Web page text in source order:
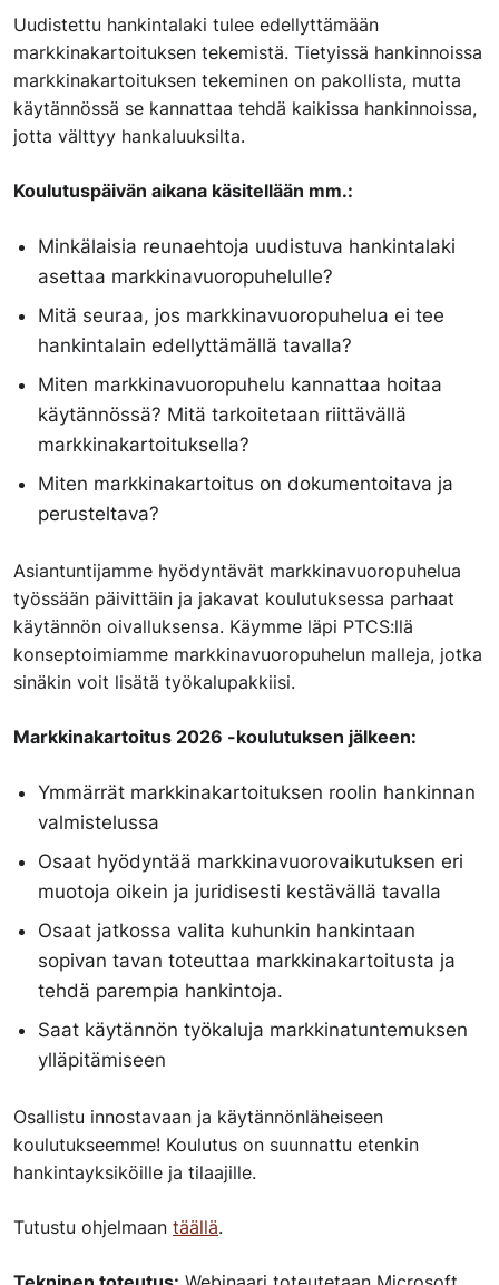
Uudistettu hankintalaki tulee edellyttämään
markkinakartoituksen tekemistä. Tietyissä hankinnoissa
markkinakartoituksen tekeminen on pakollista, mutta
käytännössä se kannattaa tehdä kaikissa hankinnoissa,
jotta välttyy hankaluuksilta.
Koulutuspäivän aikana käsitellään mm.:
Minkälaisia reunaehtoja uudistuva hankintalaki
asettaa markkinavuoropuhelulle?
Mitä seuraa, jos markkinavuoropuhelua ei tee
hankintalain edellyttämällä tavalla?
Miten markkinavuoropuhelu kannattaa hoitaa
käytännössä? Mitä tarkoitetaan riittävällä
markkinakartoituksella?
Miten markkinakartoitus on dokumentoitava ja
perusteltava?
Asiantuntijamme hyödyntävät markkinavuoropuhelua
työssään päivittäin ja jakavat koulutuksessa parhaat
käytännön oivalluksensa. Käymme läpi PTCS:llä
konseptoimiamme markkinavuoropuhelun malleja, jotka
sinäkin voit lisätä työkalupakkiisi.
Markkinakartoitus 2026 -koulutuksen jälkeen:
Ymmärrät markkinakartoituksen roolin hankinnan
valmistelussa
Osaat hyödyntää markkinavuorovaikutuksen eri
muotoja oikein ja juridisesti kestävällä tavalla
Osaat jatkossa valita kuhunkin hankintaan
sopivan tavan toteuttaa markkinakartoitusta ja
tehdä parempia hankintoja.
Saat käytännön työkaluja markkinatuntemuksen
ylläpitämiseen
Osallistu innostavaan ja käytännönläheiseen
koulutukseemme! Koulutus on suunnattu etenkin
hankintayksiköille ja tilaajille.
Tutustu ohjelmaan täällä.